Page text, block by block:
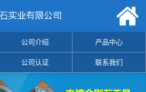
公司介绍 产品中心
公司认证 联系我们